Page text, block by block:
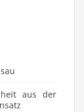
aus der